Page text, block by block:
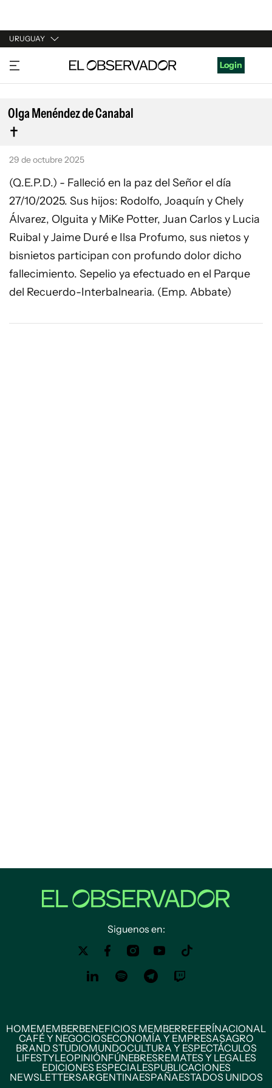
URUGUAY
URUGUAY
ARGENTINA
ESPAÑA
ESTADOS UNIDOS
Login
Olga Menéndez de Canabal
29 de octubre 2025
(Q.E.P.D.) - Falleció en la paz del Señor el día
27/10/2025. Sus hijos: Rodolfo, Joaquín y Chely
Álvarez, Olguita y MiKe Potter, Juan Carlos y Lucia
Ruibal y Jaime Duré e Ilsa Profumo, sus nietos y
bisnietos participan con profundo dolor dicho
fallecimiento. Sepelio ya efectuado en el Parque
del Recuerdo-Interbalnearia. (Emp. Abbate)
Siguenos en:
HOMEMEMBERBENEFICIOS MEMBERREFERÍNACIONAL
CAFÉ Y NEGOCIOSECONOMÍA Y EMPRESASAGRO
BRAND STUDIOMUNDOCULTURA Y ESPECTÁCULOS
LIFESTYLEOPINIÓNFÚNEBRESREMATES Y LEGALES
EDICIONES ESPECIALESPUBLICACIONES
NEWSLETTERSARGENTINAESPAÑAESTADOS UNIDOS